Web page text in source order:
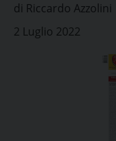
di Riccardo Azzolini
2 Luglio 2022